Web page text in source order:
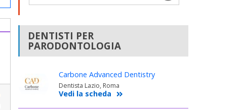
DENTISTI PER
PARODONTOLOGIA
Carbone Advanced Dentistry
Dentista Lazio, Roma
Vedi la scheda